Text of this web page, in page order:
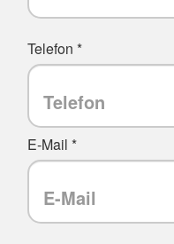
Telefon *
E-Mail *